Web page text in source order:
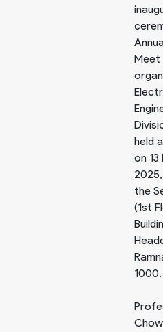
Meet
held
on
the
(1st
1000.